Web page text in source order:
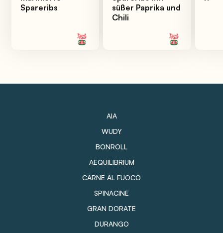
Spareribs
süßer Paprika und
Chili
AIA
WUDY
BONROLL
AEQUILIBRIUM
CARNE AL FUOCO
SPINACINE
GRAN DORATE
DURANGO